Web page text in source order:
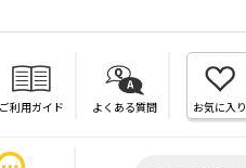
ご利用ガイド よくある質問 お気に入り